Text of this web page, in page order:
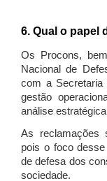
6. Qual o papel
Os Procons,
Nacional de
com a Secretaria
gestão
análise
As reclamações
pois o foco
de defesa dos
sociedade.